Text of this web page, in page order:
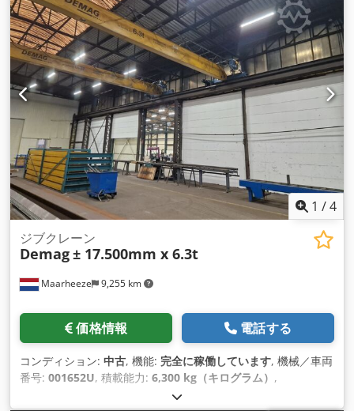
1 /4
Maarheeze 9,255 km
ジブクレーン
Demag± 17.500mm x 6.3t
価格情報 電話する
コンディション: 中古, 機能: 完全に稼働しています, 機械／車両
番号: 001652U, 積載能力: 6,300 kg（キログラム） ,